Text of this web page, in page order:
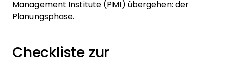
Management Institute (PMI) übergehen: der
Planungsphase.
Checkliste zur